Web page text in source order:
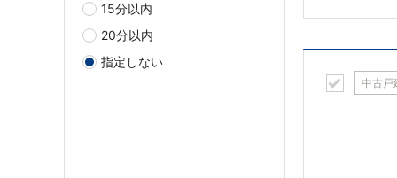
15分以内
20分以内
指定しない
中古戸